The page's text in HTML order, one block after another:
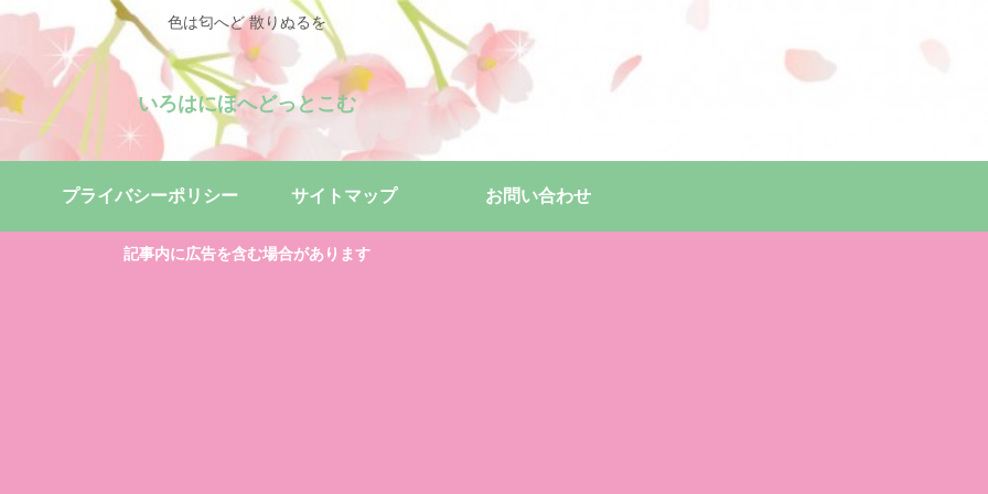
色は匂へど 散りぬるを
いろはにほへどっとこむ
プライバシーポリシー サイトマップ お問い合わせ
記事内に広告を含む場合があります